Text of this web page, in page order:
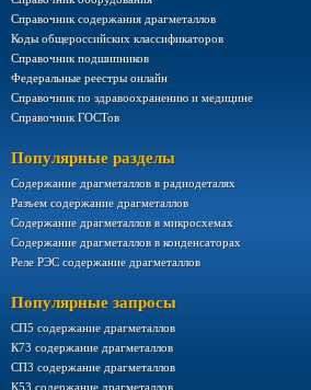
Справочник содержания драгметаллов
Коды общероссийских классификаторов
Справочник подшипников
Федеральные реестры онлайн
Справочник по здравоохранению и медицине
Справочник ГОСТов
Популярные разделы
Содержание драгметаллов в радиодеталях
Разъем содержание драгметаллов
Содержание драгметаллов в микросхемах
Содержание драгметаллов в конденсаторах
Реле РЭС содержание драгметаллов
Популярные запросы
СП5 содержание драгметаллов
К73 содержание драгметаллов
СП3 содержание драгметаллов
К53 содержание драгметаллов